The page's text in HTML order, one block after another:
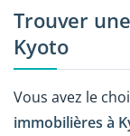
Trouver
Kyoto
Vous avez le
immobilières à